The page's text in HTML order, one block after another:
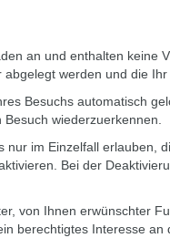
an und enthalten keine
werden und die
Besuchs automatisch
wiederzuerkennen.
im Einzelfall erlauben,
Bei der
von Ihnen erwünschter
berechtigtes Interesse